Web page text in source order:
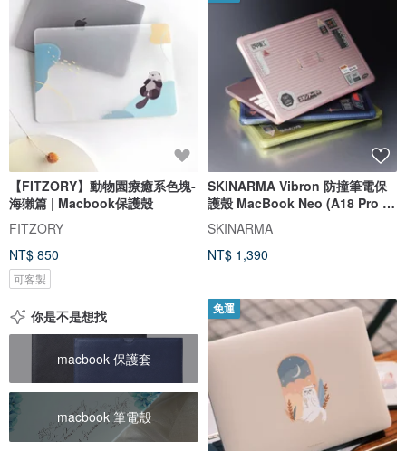
【FITZORY】動物園療癒系色塊-
海獺篇 | Macbook保護殼
FITZORY
NT$ 850
可客製
SKINARMA Vibron 防撞筆電保
護殼 MacBook Neo (A18 Pro |
2026)
SKINARMA
NT$ 1,390
你是不是想找
macbook 保護套
macbook 筆電殼
免運